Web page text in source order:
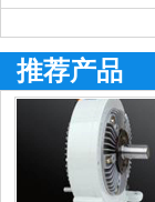
推荐产品